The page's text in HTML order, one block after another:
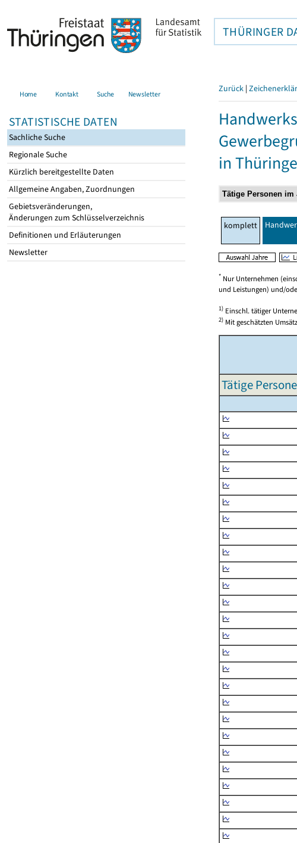
THÜRINGER
Home Kontakt Suche Newsletter
STATISTISCHE DATEN
Sachliche Suche
Regionale Suche
Kürzlich bereitgestellte Daten
Allgemeine Angaben, Zuordnungen
Gebietsveränderungen,
Änderungen zum Schlüsselverzeichnis
Definitionen und Erläuterungen
Newsletter
Zurück |
in
komplett
* Nur Unternehmen
und Leistungen) und/
1) Einschl. tätiger
2) Mit geschätzten
Tätige